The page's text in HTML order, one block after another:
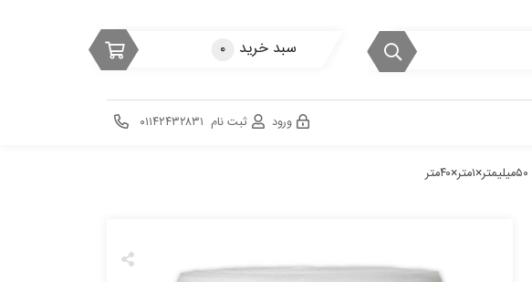
سبد خرید ۰
ورود ثبت نام ۰۱۱۴۲۴۳۲۸۳۱